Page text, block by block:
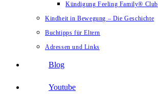
Kündigung Feeling Family® Club
Kindheit in Bewegung – Die Geschichte
Buchtipps für Eltern
Adressen und Links
Blog
Youtube